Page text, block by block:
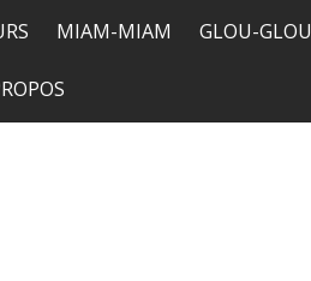
MIAM-MIAM GLOU-GLOU